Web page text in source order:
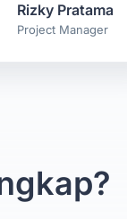
Rizky Pratama
Project Manager